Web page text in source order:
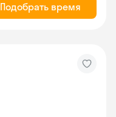
Подобрать время